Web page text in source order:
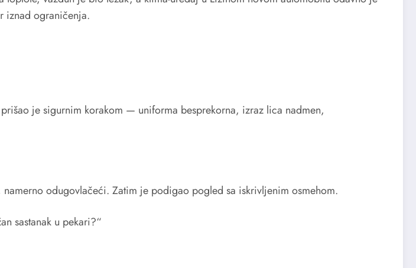
iznad ograničenja.
je sigurnim korakom — uniforma besprekorna, izraz lica nadmen,
odugovlačeći. Zatim je podigao pogled sa iskrivljenim osmehom.
sastanak u pekari?“